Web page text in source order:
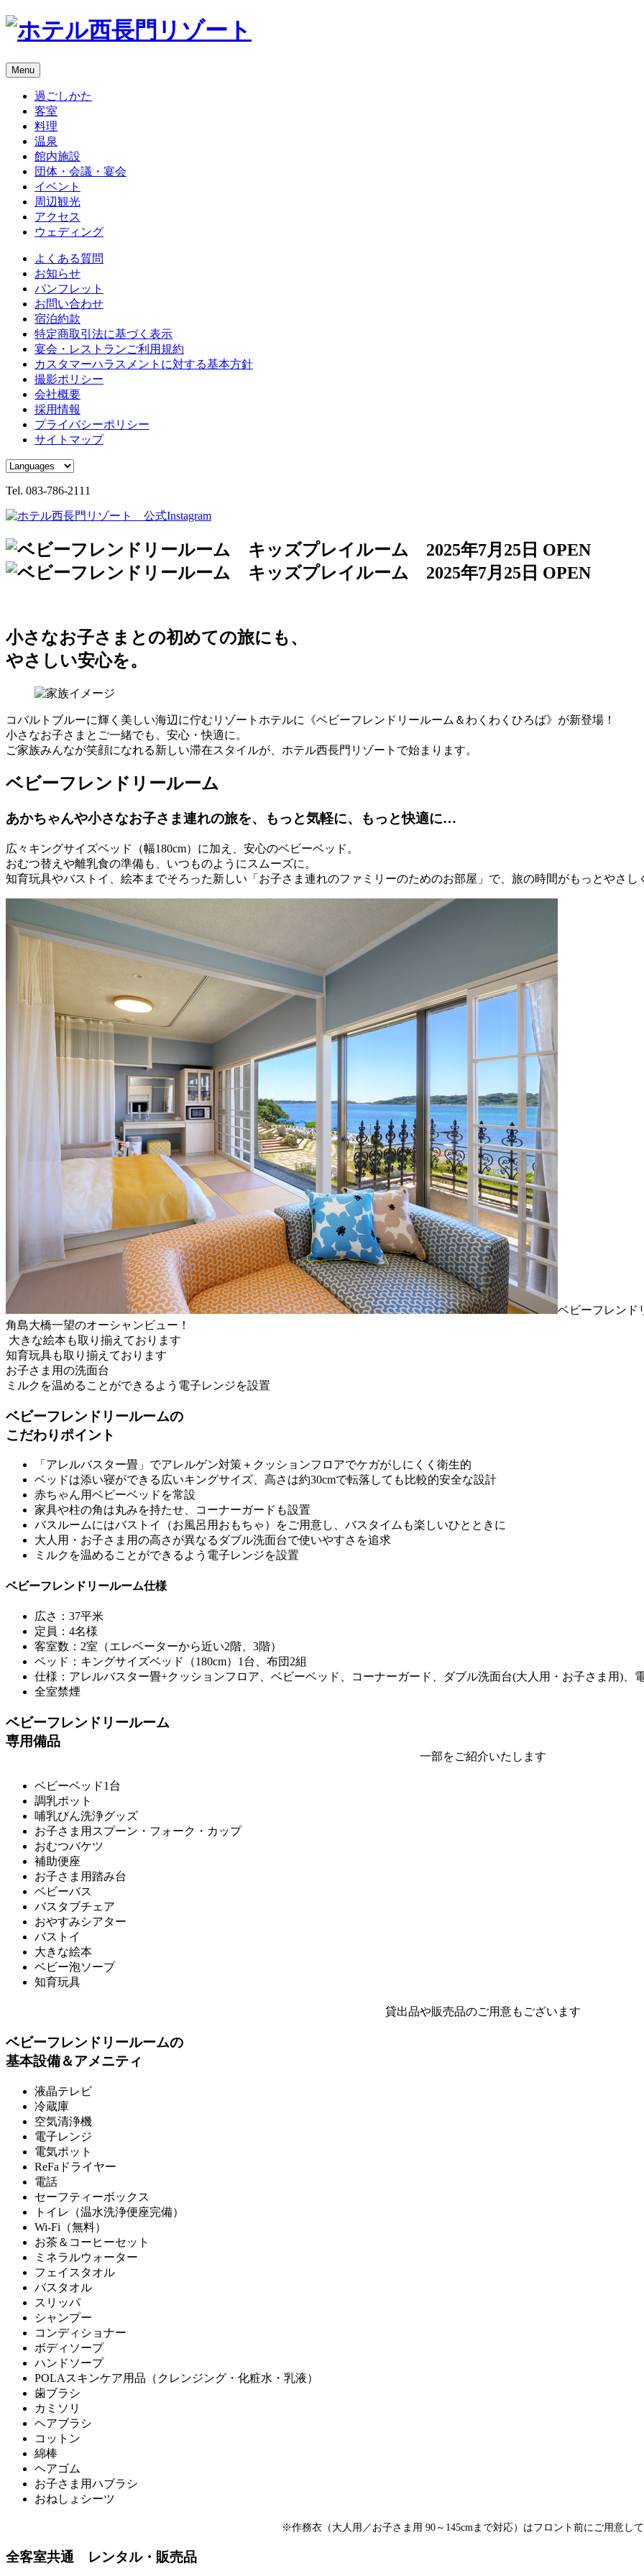
Menu
過ごしかた
客室
料理
温泉
館内施設
団体・会議・宴会
イベント
周辺観光
アクセス
ウェディング
よくある質問
お知らせ
パンフレット
お問い合わせ
宿泊約款
特定商取引法に基づく表示
宴会・レストランご利用規約
カスタマーハラスメントに対する基本方針
撮影ポリシー
会社概要
採用情報
プライバシーポリシー
サイトマップ
Tel. 083-786-2111
小さなお子さまとの初めての旅にも、
やさしい安心を。
コバルトブルーに輝く美しい海辺に佇むリゾートホテルに《ベビーフレンドリールーム＆わくわくひろば》が新登場！
小さなお子さまとご一緒でも、安心・快適に。
ご家族みんなが笑顔になれる新しい滞在スタイルが、ホテル西長門リゾートで始まります。
ベビーフレンドリールーム
あかちゃんや小さなお子さま連れの旅を、もっと気軽に、もっと快適に…
広々キングサイズベッド（幅180cm）に加え、安心のベビーベッド。
おむつ替えや離乳食の準備も、いつものようにスムーズに。
知育玩具やバストイ、絵本までそろった新しい「お子さま連れのファミリーのためのお部屋」で、旅の時間がもっとやさし
ベビーフレンド
角島大橋一望のオーシャンビュー！
大きな絵本も取り揃えております
知育玩具も取り揃えております
お子さま用の洗面台
ミルクを温めることができるよう電子レンジを設置
ベビーフレンドリールームの
こだわりポイント
「アレルバスター畳」でアレルゲン対策＋クッションフロアでケガがしにくく衛生的
ベッドは添い寝ができる広いキングサイズ、高さは約30cmで転落しても比較的安全な設計
赤ちゃん用ベビーベッドを常設
家具や柱の角は丸みを持たせ、コーナーガードも設置
バスルームにはバストイ（お風呂用おもちゃ）をご用意し、バスタイムも楽しいひとときに
大人用・お子さま用の高さが異なるダブル洗面台で使いやすさを追求
ミルクを温めることができるよう電子レンジを設置
ベビーフレンドリールーム仕様
広さ：37平米
定員：4名様
客室数：2室（エレベーターから近い2階、3階）
ベッド：キングサイズベッド（180cm）1台、布団2組
仕様：アレルバスター畳+クッションフロア、ベビーベッド、コーナーガード、ダブル洗面台(大人用・お子さま用)、
全室禁煙
ベビーフレンドリールーム
専用備品
一部をご紹介いたします
ベビーベッド1台
調乳ポット
哺乳びん洗浄グッズ
お子さま用スプーン・フォーク・カップ
おむつバケツ
補助便座
お子さま用踏み台
ベビーバス
バスタブチェア
おやすみシアター
バストイ
大きな絵本
ベビー泡ソープ
知育玩具
貸出品や販売品のご用意もございます
ベビーフレンドリールームの
基本設備＆アメニティ
液晶テレビ
冷蔵庫
空気清浄機
電子レンジ
電気ポット
ReFaドライヤー
電話
セーフティーボックス
トイレ（温水洗浄便座完備）
Wi-Fi（無料）
お茶＆コーヒーセット
ミネラルウォーター
フェイスタオル
バスタオル
スリッパ
シャンプー
コンディショナー
ボディソープ
ハンドソープ
POLAスキンケア用品（クレンジング・化粧水・乳液）
歯ブラシ
カミソリ
ヘアブラシ
コットン
綿棒
ヘアゴム
お子さま用ハブラシ
おねしょシーツ
※作務衣（大人用／お子さま用 90～145cmまで対応）はフロント前にご用意し
全客室共通 レンタル・販売品